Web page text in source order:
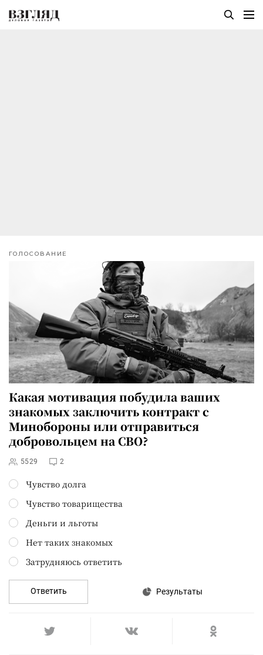
ГОЛОСОВАНИЕ
Какая мотивация побудила ваших
знакомых заключить контракт с
Минобороны или отправиться
добровольцем на СВО?
5529 2
Чувство долга
Чувство товарищества
Деньги и льготы
Нет таких знакомых
Затрудняюсь ответить
Ответить Результаты